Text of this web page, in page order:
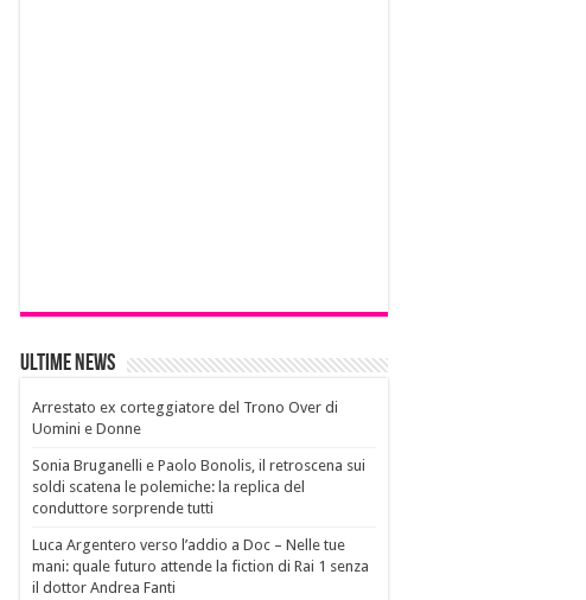
Ultime News
Arrestato ex corteggiatore del Trono Over di
Uomini e Donne
Sonia Bruganelli e Paolo Bonolis, il retroscena sui
soldi scatena le polemiche: la replica del
conduttore sorprende tutti
Luca Argentero verso l’addio a Doc – Nelle tue
mani: quale futuro attende la fiction di Rai 1 senza
il dottor Andrea Fanti